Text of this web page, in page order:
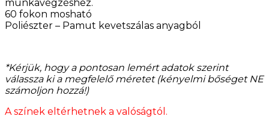
munkavégzéshez.
60 fokon mosható
Poliészter – Pamut kevetszálas anyagból
*Kérjük, hogy a pontosan lemért adatok szerint
válassza ki a megfelelő méretet (kényelmi bőséget NE
számoljon hozzá!)
A színek eltérhetnek a valóságtól.